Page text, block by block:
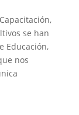
se han
Educación,
nos